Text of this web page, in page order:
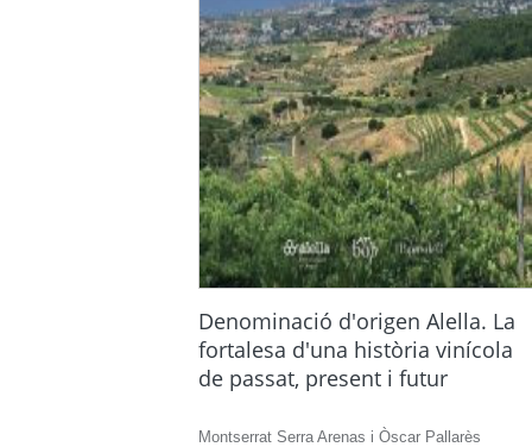
Denominació d'origen Alella. La
fortalesa d'una història vinícola
de passat, present i futur
Montserrat Serra Arenas i Òscar Pallarès